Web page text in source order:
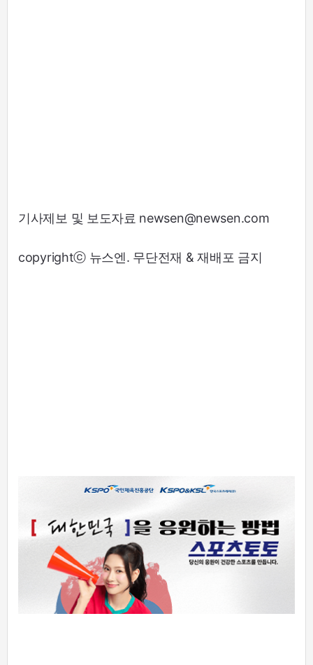
기사제보 및 보도자료 newsen@newsen.com
copyrightⓒ 뉴스엔. 무단전재 & 재배포 금지